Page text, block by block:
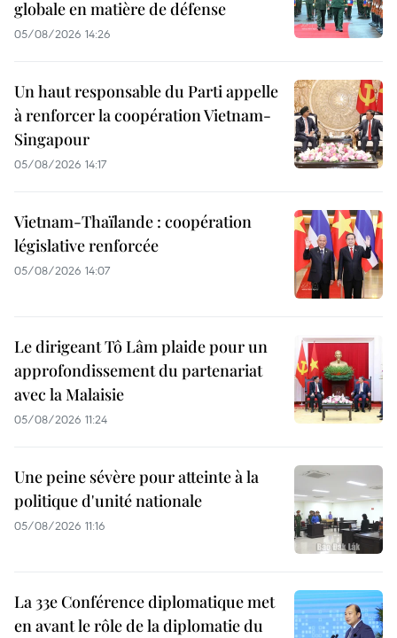
globale en matière de défense
05/08/2026 14:26
Un haut responsable du Parti appelle
à renforcer la coopération Vietnam-
Singapour
05/08/2026 14:17
Vietnam-Thaïlande : coopération
législative renforcée
05/08/2026 14:07
Le dirigeant Tô Lâm plaide pour un
approfondissement du partenariat
avec la Malaisie
05/08/2026 11:24
Une peine sévère pour atteinte à la
politique d'unité nationale
05/08/2026 11:16
La 33e Conférence diplomatique met
en avant le rôle de la diplomatie du